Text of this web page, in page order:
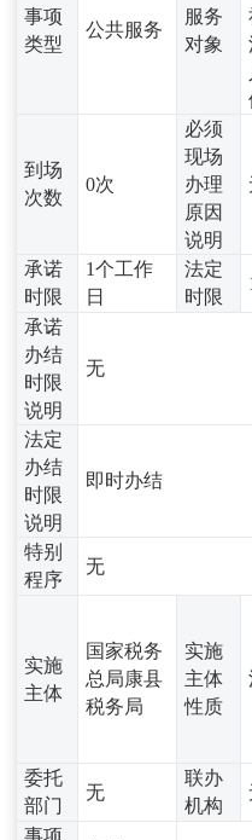
事项
类型
公共服务
服务
对象
到场
次数
0次
必须
现场
办理
原因
说明
承诺
时限
1个工作
日
法定
时限
承诺
办结
时限
说明
无
法定
办结
时限
说明
即时办结
特别
程序
无
实施
主体
国家税务
总局康县
税务局
实施
主体
性质
委托
部门
无
联办
机构
事项